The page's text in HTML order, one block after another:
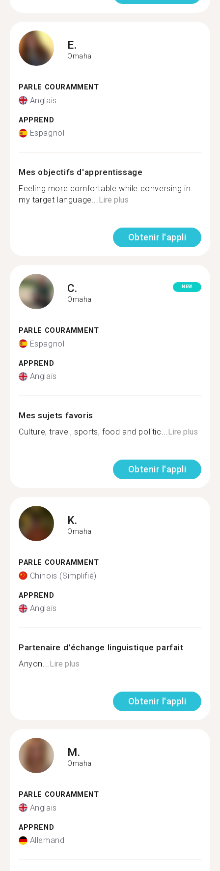
E.
Omaha
PARLE COURAMMENT
Anglais
APPREND
Espagnol
Mes objectifs d'apprentissage
Feeling more comfortable while conversing in
my target language...Lire plus
Obtenir l'appli
C.
Omaha
NEW
PARLE COURAMMENT
Espagnol
APPREND
Anglais
Mes sujets favoris
Culture, travel, sports, food and politic...Lire plus
Obtenir l'appli
K.
Omaha
PARLE COURAMMENT
Chinois (Simplifié)
APPREND
Anglais
Partenaire d'échange linguistique parfait
Anyon...Lire plus
Obtenir l'appli
M.
Omaha
PARLE COURAMMENT
Anglais
APPREND
Allemand